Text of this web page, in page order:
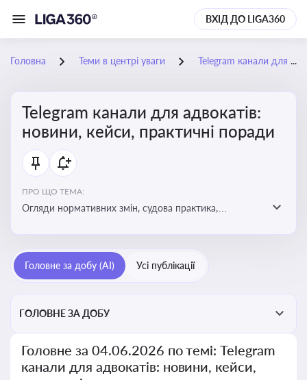
ВХІД ДО LIGA360
Головна Теми в центрі уваги Telegram канали для адвокатів: новини, кейси, практичні поради
Telegram канали для адвокатів:
новини, кейси, практичні поради
ПРО ЩО ТЕМА:
Огляди нормативних змін, судова практика,
адвокатів
Головне за добу (AI) Усі публікації
ГОЛОВНЕ ЗА ДОБУ
Головне за 04.06.2026 по темі: Telegram
канали для адвокатів: новини, кейси,